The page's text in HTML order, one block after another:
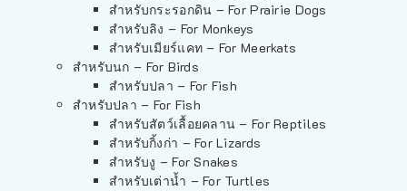
สำหรับกระรอกดิน – For Prairie Dogs
สำหรับลิง – For Monkeys
สำหรับเมียร์แคท – For Meerkats
สำหรับนก – For Birds
สำหรับปลา – For Fish
สำหรับปลา – For Fish
สำหรับสัตว์เลื้อยคลาน – For Reptiles
สำหรับกิ้งก่า – For Lizards
สำหรับงู – For Snakes
สำหรับเต่าน้ำ – For Turtles